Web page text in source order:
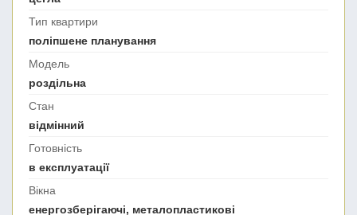
Тип квартири
поліпшене планування
Модель
роздільна
Стан
відмінний
Готовність
в експлуатації
Вікна
енергозберігаючі, металопластикові